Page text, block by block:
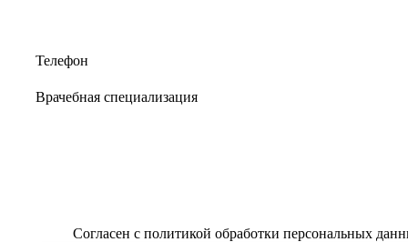
Согласен с политикой обработки персональных